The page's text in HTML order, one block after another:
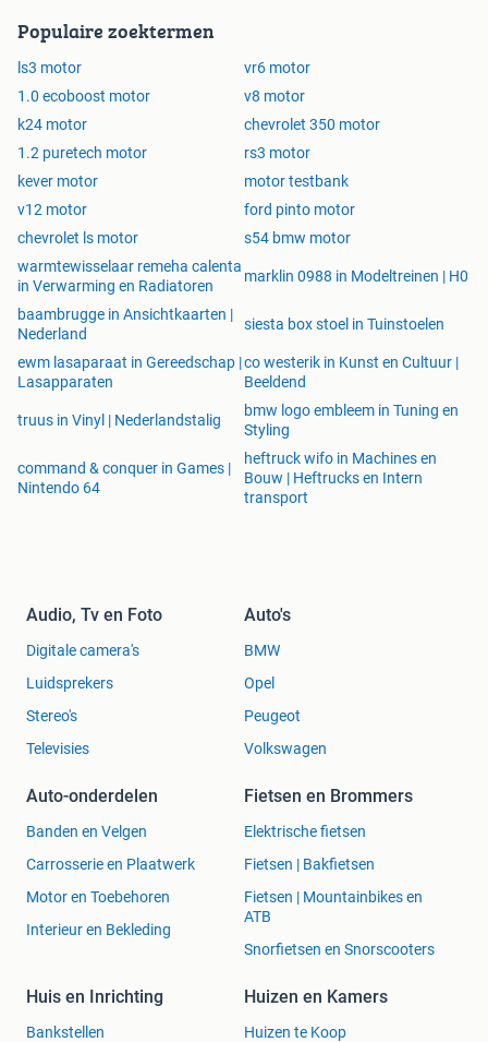
Stationaire regelklep
Tandwielen (tandriemschijf)
Gaskabel
Drijfstanglager
Turbodrukregelaar (drukomvormer)
Oliepomp
Kleppendeksel & cilinderkop
Motorblok (cilinderblok)
Oliepeilstok
Distributieketting
Inlaatklep
Motorsteun & versnellingsbaksteun
Klepsteelrubbers
&Scy;ilinderkoppakking (koppakking)
Oliepan (carterpan)
Cilinderkopbouten
Uitlaatklep
Egr klep
Intercooler
Nokkenas
Carterventilatie
Gasklep (gasklephuis)
Sluiten
ELEKTRONISCH SYSTEEM
Koplamp
Richtingaanwijzer (knipperlicht)
Mistlampen
Slijtage indicator remblokken
Lmm (luchtmassameter)
Generator
Populaire zoektermen
ls3 motor
vr6 motor
1.0 ecoboost motor
v8 motor
k24 motor
chevrolet 350 motor
1.2 puretech motor
rs3 motor
kever motor
motor testbank
v12 motor
ford pinto motor
chevrolet ls motor
s54 bmw motor
warmtewisselaar remeha calenta
in Verwarming en Radiatoren
marklin 0988 in Modeltreinen | H0
baambrugge in Ansichtkaarten |
Nederland
siesta box stoel in Tuinstoelen
ewm lasaparaat in Gereedschap |
Lasapparaten
co westerik in Kunst en Cultuur |
Beeldend
truus in Vinyl | Nederlandstalig
bmw logo embleem in Tuning en
Styling
command & conquer in Games |
Nintendo 64
heftruck wifo in Machines en
Bouw | Heftrucks en Intern
transport
Audio, Tv en Foto
Digitale camera's
Luidsprekers
Stereo's
Televisies
Auto's
BMW
Opel
Peugeot
Volkswagen
Auto-onderdelen
Banden en Velgen
Carrosserie en Plaatwerk
Motor en Toebehoren
Interieur en Bekleding
Fietsen en Brommers
Elektrische fietsen
Fietsen | Bakfietsen
Fietsen | Mountainbikes en
ATB
Snorfietsen en Snorscooters
Huis en Inrichting
Bankstellen
Huizen en Kamers
Huizen te Koop